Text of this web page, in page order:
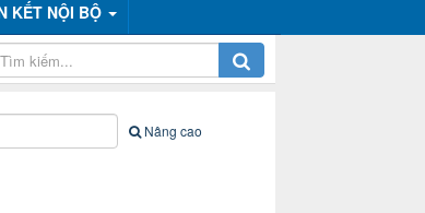
KẾT NỘI BỘ
Nâng cao